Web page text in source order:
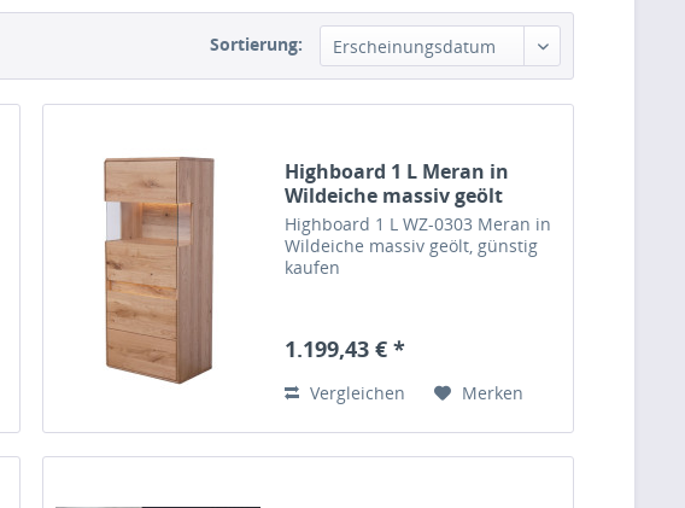
Sortierung:
Highboard 1 L Meran in
Wildeiche massiv geölt
Highboard 1 L WZ-0303 Meran in
Wildeiche massiv geölt, günstig
kaufen
1.199,43 € *
Vergleichen Merken